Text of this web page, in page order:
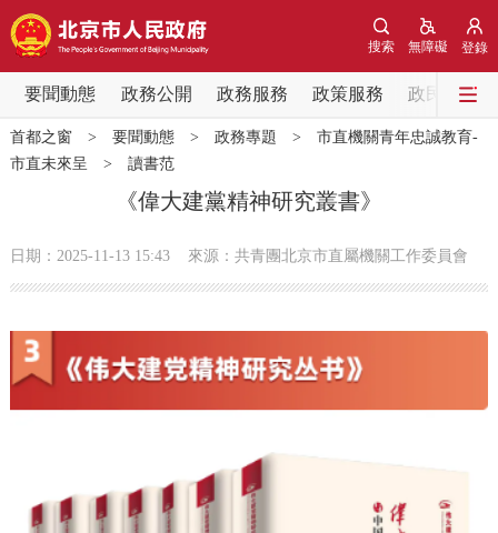
登錄
無障礙
搜索
要聞動態 政務公開 政務服務 政策服務 政民互動
要聞動態
黨中央精神 國務院資訊 中央部委動態
會議資訊
各區熱點
政務公開
政策解讀
決策公開 專題公開
首都之窗> 要聞動態> 政務專題 > 市直機關青年忠誠教育-
市直未來呈 > 讀書范
《偉大建黨精神研究叢書》
日期：2025-11-13 15:43 來源：共青團北京市直屬機關工作委員會